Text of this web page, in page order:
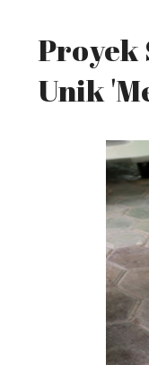
Proyek
Unik